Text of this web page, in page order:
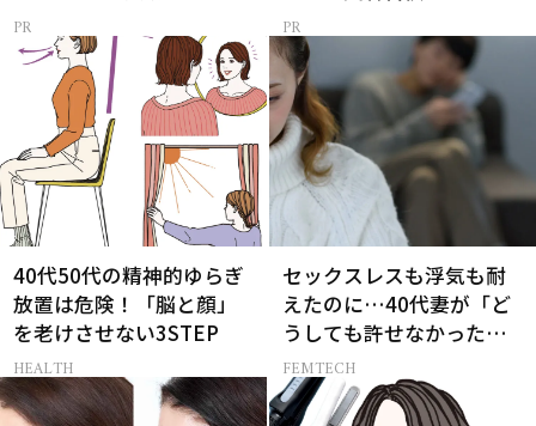
40代50代の精神的ゆらぎ
放置は危険！「脳と顔」
を老けさせない3STEP
HEALTH
セックスレスも浮気も耐
えたのに…40代妻が「ど
うしても許せなかった」
夫の一言
FEMTECH